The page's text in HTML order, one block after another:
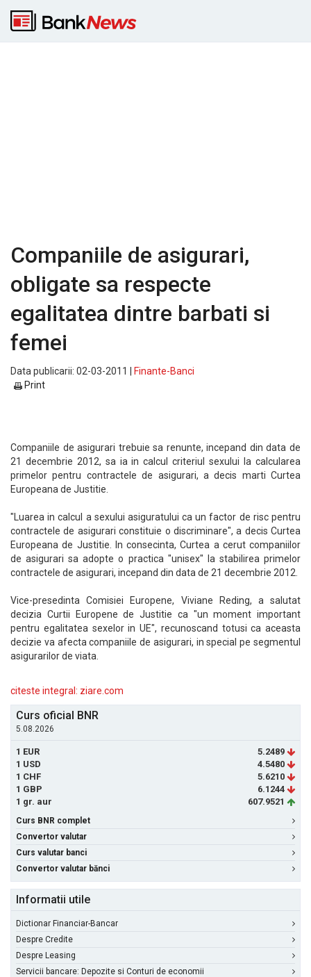
Companiile de asigurari,
obligate sa respecte
egalitatea dintre barbati si
femei
Data publicarii: 02-03-2011 |
Finante-Banci
Print
Companiile de asigurari trebuie sa renunte, incepand din data de
21 decembrie 2012, sa ia in calcul criteriul sexului la calcularea
primelor pentru contractele de asigurari, a decis marti Curtea
Europeana de Justitie.
"Luarea in calcul a sexului asiguratului ca un factor de risc pentru
contractele de asigurari constituie o discriminare", a decis Curtea
Europeana de Justitie. In consecinta, Curtea a cerut companiilor
de asigurari sa adopte o practica "unisex" la stabilirea primelor
contractele de asigurari, incepand din data de 21 decembrie 2012.
Vice-presedinta Comisiei Europene, Viviane Reding, a salutat
decizia Curtii Europene de Justitie ca "un moment important
pentru egalitatea sexelor in UE", recunoscand totusi ca aceasta
decizie va afecta companiile de asigurari, in special pe segmentul
asigurarilor de viata.
citeste integral: ziare.com
Curs oficial BNR
5.08.2026
1 EUR
5.2489
1 USD
4.5480
1 CHF
5.6210
1 GBP
6.1244
1 gr. aur
607.9521
Curs BNR complet
Convertor valutar
Curs valutar banci
Convertor valutar bănci
Informatii utile
Dictionar Financiar-Bancar
Despre Credite
Despre Leasing
Servicii bancare: Depozite si Conturi de economii